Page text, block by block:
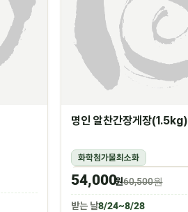
명인 알찬간장게장(1.5kg)
화학첨가물최소화
1.5kg(꽃게450g,장물1,050g)
54,000원60,500원
받는 날8/24~8/28